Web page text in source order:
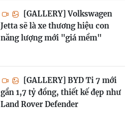
[GALLERY] Volkswagen
Jetta sẽ là xe thương hiệu con
năng lượng mới "giá mềm"
[GALLERY] BYD Ti 7 mới
gần 1,7 tỷ đồng, thiết kế đẹp như
Land Rover Defender